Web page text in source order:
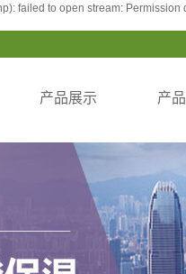
failed to open stream:
产品展示
单双勾系列
弹涂纹系列
平面纹系列
瓦楞纹系列
产